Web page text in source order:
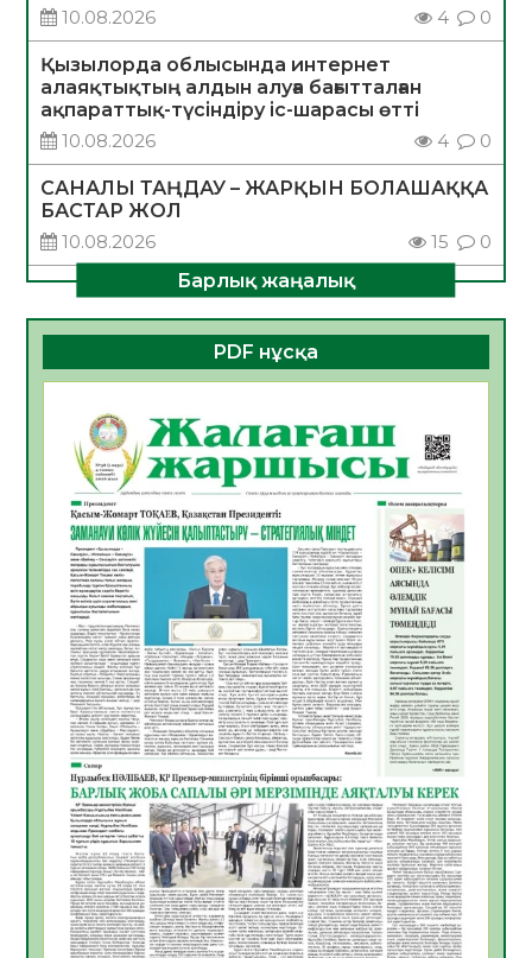
10.08.2026
4 0
Қызылорда облысында интернет
алаяқтықтың алдын алуға бағытталған
ақпараттық-түсіндіру іс-шарасы өтті
10.08.2026
4 0
САНАЛЫ ТАҢДАУ – ЖАРҚЫН БОЛАШАҚҚА
БАСТАР ЖОЛ
10.08.2026
15 0
ҚҰРЫЛТАЙ САЙЛАУЫ – АЗАМАТТЫҚ
Тоқаевтың Абай күнімен құттықтауы
10.08.2026
5
«Жастар және заң мен тәртіп» атты
облыстық жайдарман ойындары өтті
10.08.2026
4
Өңірде «Кең дала-2» бағдарламасы арқылы
80 шаруашылық қаржыландырылды
09.08.2026
22
Жер ресурстары тиімді игерілуде
09.08.2026
23
Ел игілігі үшін еңбек етіп жүрген
құрылысшыларға құрмет көрсетті
08.08.2026
20
ҚЫЗЫЛОРДАДА «ЖАСЫЛ ЕЛ» ЕҢБЕК
ЖАСАҚТАРЫНЫҢ ҚАТЫСУЫМЕН
ЭКОЛОГИЯЛЫҚ СЕНБІЛІК ӨТТІ
08.08.2026
20
Барлық жаңалық
PDF нұсқа